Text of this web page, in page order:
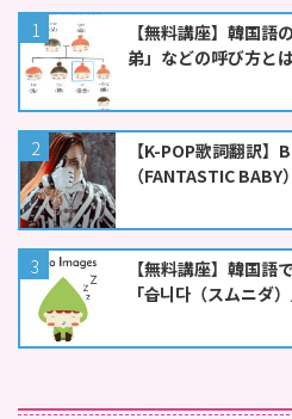
【無料講座】韓国語
弟」などの呼び方と
【K-POP歌詞翻訳】
（FANTASTIC BABY）
【無料講座】韓国語
「습니다（スムニダ